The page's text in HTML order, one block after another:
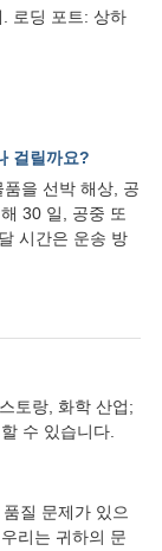
로딩 포트: 상하
걸릴까요?
을 선박 해상, 공
30 일, 공중 또
시간은 운송 방
토랑, 화학 산업;
수 있습니다.
질 문제가 있으
리는 귀하의 문